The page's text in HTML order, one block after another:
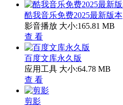
酷我音乐免费2025最新版本
影音播放 大小:165.81 MB
查 看
百度文库永久版
应用工具 大小:64.78 MB
查 看
剪影